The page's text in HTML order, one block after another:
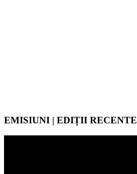
EMISIUNI | EDIȚII RECENTE